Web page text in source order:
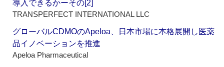
導入できるかーその[2]
TRANSPERFECT INTERNATIONAL LLC
グローバルCDMOのApeloa、日本市場に本格展開し医薬
品イノベーションを推進
Apeloa Pharmaceutical